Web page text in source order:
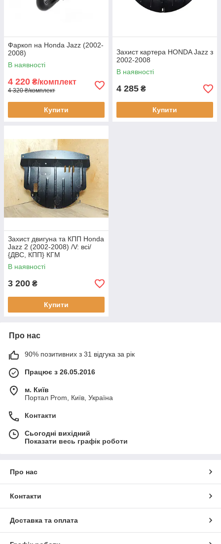
Фаркоп на Honda Jazz (2002-
2008)
В наявності
4 220 ₴/комплект
4 320 ₴/комплект
Купити
Захист картера HONDA Jazz з
2002-2008
В наявності
4 285 ₴
Купити
Захист двигуна та КПП Honda
Jazz 2 (2002-2008) /V: всі/
{ДВС, КПП} КГМ
В наявності
3 200 ₴
Купити
Про нас
90% позитивних з 31 відгука за рік
Працює з 26.05.2016
м. Київ
Портал Prom, Київ, Україна
Контакти
Сьогодні вихідний
Показати весь графік роботи
Про нас
Контакти
Доставка та оплата